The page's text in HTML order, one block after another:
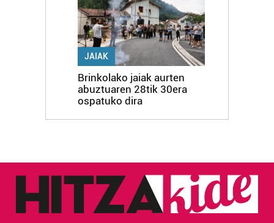
JAIAK
Brinkolako jaiak aurten
abuztuaren 28tik 30era
ospatuko dira